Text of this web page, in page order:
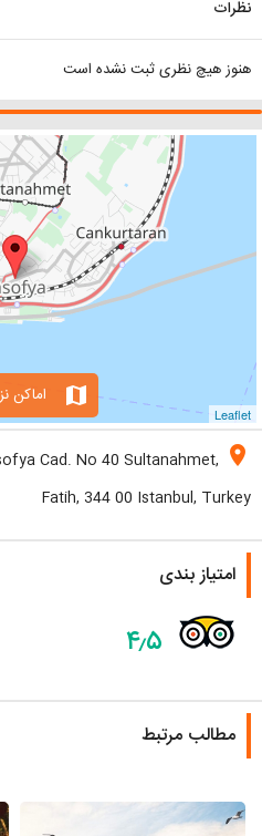
نظرات
هنوز هیچ نظری ثبت نشده است
Leaflet
map اماکن
location_on
Cad. No 40 Sultanahmet,
Fatih, 344 00 Istanbul, Turkey
امتیاز بندی
۴٫۵
مطالب مرتبط